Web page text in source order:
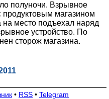
полуночи. Взрывное
продуктовым магазином
на место подъехал наряд
устройство. По
сторож магазина.
• RSS • Telegram